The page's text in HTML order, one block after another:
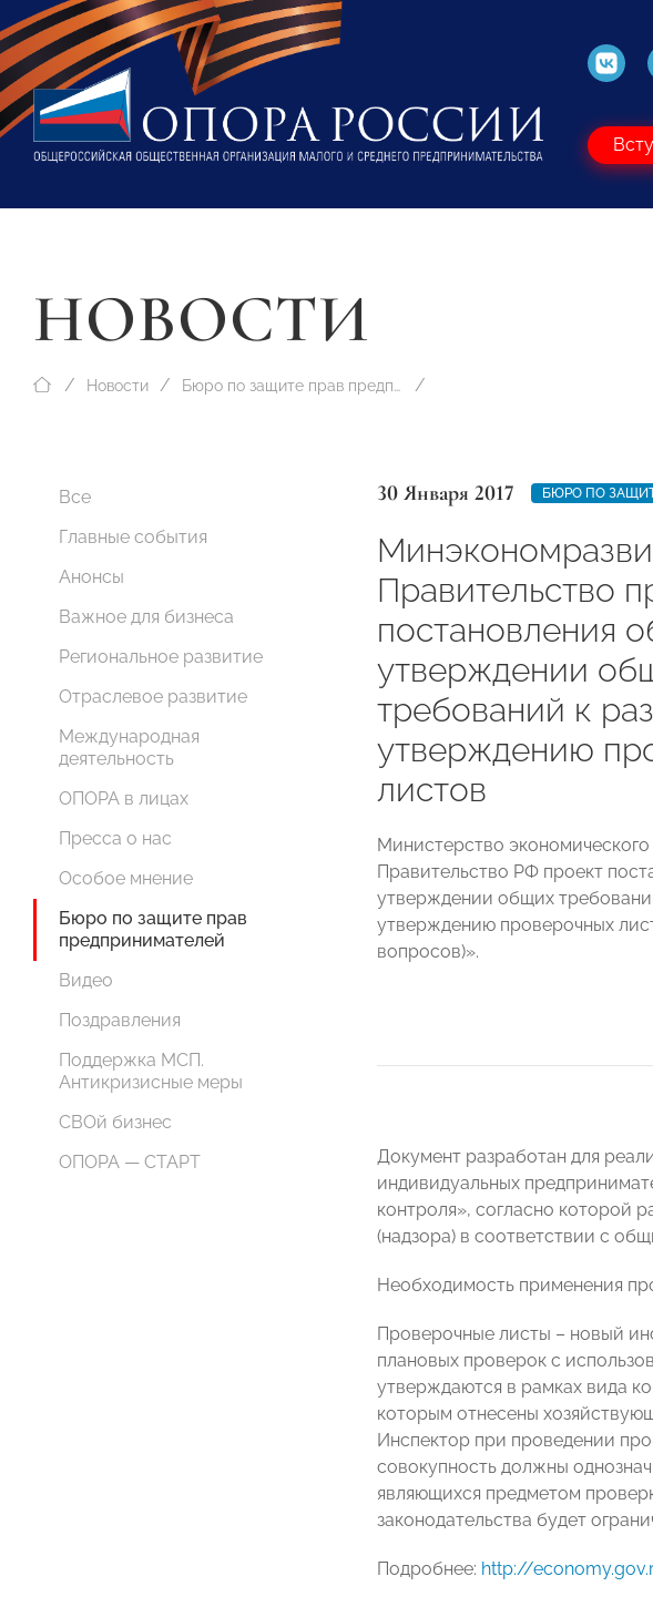
НОВОСТИ
Новости Бюро по защите прав предпринимателей
Все
Главные события
Анонсы
Важное для бизнеса
Региональное развитие
Отраслевое развитие
Международная
деятельность
ОПОРА в лицах
Пресса о нас
Особое мнение
Бюро по защите прав
предпринимателей
Видео
Поздравления
Поддержка МСП.
Антикризисные меры
СВОй бизнес
ОПОРА — СТАРТ
30 Января 2017 БЮРО ПО
Правительство
постановления
утверждении
требований к
утверждению
листов
Министерство
Правительство РФ проект
утверждении общих
утверждению проверочных
вопросов)».
Документ разработан для
индивидуальных
контроля», согласно которой
(надзора) в соответствии с
Необходимость применения
Проверочные листы – новый
плановых проверок с
утверждаются в рамках вида
которым отнесены
Инспектор при проведении
совокупность должны
являющихся предметом
законодательства будет
Подробнее: http://